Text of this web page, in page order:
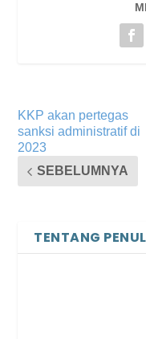
KKP akan pertegas
sanksi administratif di
2023
SEBELUMNYA
TENTANG